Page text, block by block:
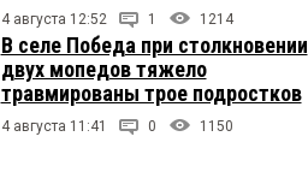
4 августа 12:52 1 1214
В селе Победа при столкновении
двух мопедов тяжело
травмированы трое подростков
4 августа 11:41 0 1150